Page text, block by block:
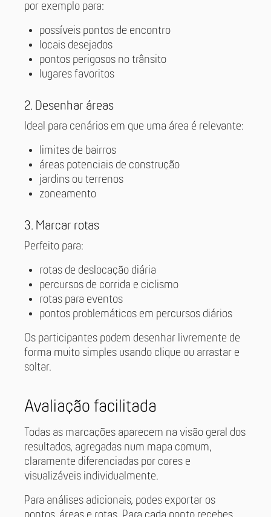
por exemplo para:
possíveis pontos de encontro
locais desejados
pontos perigosos no trânsito
lugares favoritos
2. Desenhar áreas
Ideal para cenários em que uma área é relevante:
limites de bairros
áreas potenciais de construção
jardins ou terrenos
zoneamento
3. Marcar rotas
Perfeito para:
rotas de deslocação diária
percursos de corrida e ciclismo
rotas para eventos
pontos problemáticos em percursos diários
Os participantes podem desenhar livremente de
forma muito simples usando clique ou arrastar e
soltar.
Avaliação facilitada
Todas as marcações aparecem na visão geral dos
resultados, agregadas num mapa comum,
claramente diferenciadas por cores e
visualizáveis individualmente.
Para análises adicionais, podes exportar os